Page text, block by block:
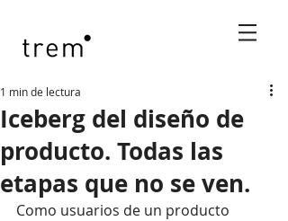
Iceberg del diseño de
producto. Todas las
etapas que no se ven.
1 min de lectura
Como usuarios de un producto